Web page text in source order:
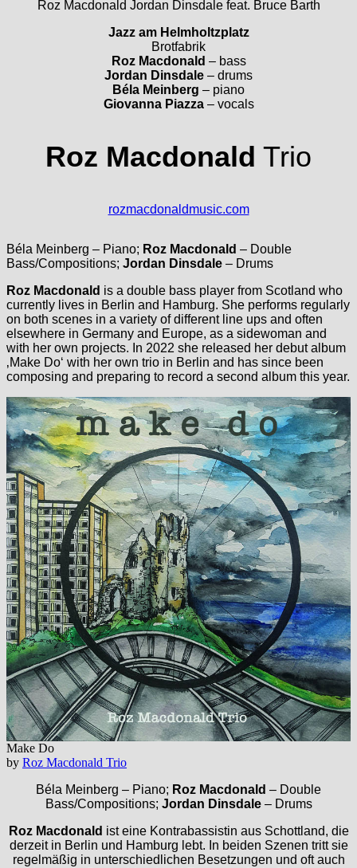
Roz Macdonald Jordan Dinsdale feat. Bruce Barth
Jazz am Helmholtzplatz
Brotfabrik
Roz Macdonald – bass
Jordan Dinsdale – drums
Béla Meinberg – piano
Giovanna Piazza – vocals
Roz Macdonald Trio
rozmacdonaldmusic.com
Béla Meinberg – Piano; Roz Macdonald – Double
Bass/Compositions; Jordan Dinsdale – Drums
Roz Macdonald is a double bass player from Scotland who
currently lives in Berlin and Hamburg. She performs regularly
on both scenes in a variety of different line ups and often
elsewhere in Germany and Europe, as a sidewoman and
with her own projects. In 2022 she released her debut album
‚Make Do‘ with her own trio in Berlin and has since been
composing and preparing to record a second album this year.
Make Do
by Roz Macdonald Trio
Béla Meinberg – Piano; Roz Macdonald – Double
Bass/Compositions; Jordan Dinsdale– Drums
Roz Macdonald ist eine Kontrabassistin aus Schottland, die
derzeit in Berlin und Hamburg lebt. In beiden Szenen tritt sie
regelmäßig in unterschiedlichen Besetzungen und oft auch